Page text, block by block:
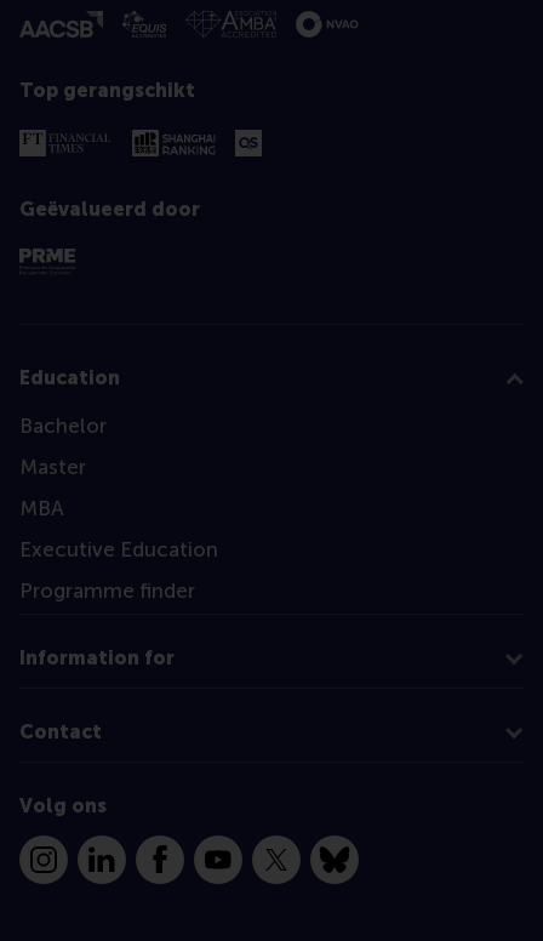
Top gerangschikt
Geëvalueerd door
Education
Bachelor
Master
MBA
Executive Education
Programme finder
Information for
Contact
Volg ons
InstagramLinkedInFacebookYouTube
X Bluesky